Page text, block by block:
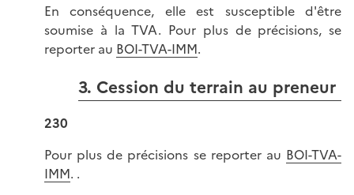
En conséquence, elle est susceptible d'être
soumise à la TVA. Pour plus de précisions, se
reporter au BOI-TVA-IMM.
3. Cession du terrain au preneur
230
Pour plus de précisions se reporter au BOI-TVA-
IMM. .